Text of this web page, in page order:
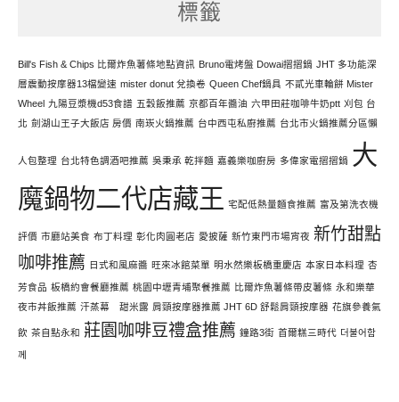
標籤
Bill's Fish & Chips 比爾炸魚薯條地點資訊 Bruno電烤盤 Dowai摺摺鍋 JHT 多功能深
層震動按摩器13檔變速 mister donut 兌換卷 Queen Chef鍋具 不貳光車輪餅 Mister
Wheel 九陽豆漿機d53食譜 五穀飯推薦 京都百年醬油 六甲田莊咖啡牛奶ptt 刈包 台
北 劍湖山王子大飯店 房價 南崁火鍋推薦 台中西屯私廚推薦 台北市火鍋推薦分區懶
人包整理 台北特色調酒吧推薦 吳秉承 乾拌麵 嘉義樂咖廚房 多偉家電摺摺鍋 大
魔鍋物二代店藏王 宅配低熱量麵食推薦 富及第洗衣機
評價 市廳站美食 布丁料理 彰化肉圓老店 愛披薩 新竹東門市場宵夜 新竹甜點
咖啡推薦 日式和風麻醬 旺來冰館菜單 明水然樂板橋重慶店 本家日本料理 杏
芳食品 板橋約會餐廳推薦 桃園中壢青埔聚餐推薦 比爾炸魚薯條帶皮薯條 永和樂華
夜市丼飯推薦 汗蒸幕 甜米露 肩頸按摩器推薦 JHT 6D 舒鬆肩頸按摩器 花旗參養氣
飲 茶自點永和 莊園咖啡豆禮盒推薦 鐘路3街 首爾糕三時代 더불어함
께